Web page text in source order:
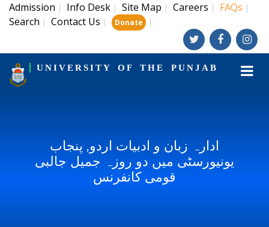
Admission | Info Desk | Site Map | Careers | FAQs |
Search | Contact Us | Donate |
UNIVERSITY OF THE PUNJAB
ادارہ زبان و ادبیات اردو, پنجاب
یونیورسٹی میں دو روزہ جمیل جالبی
قومی کانفرنس